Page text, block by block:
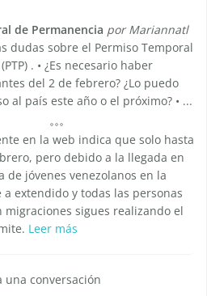
de Permanencia por Mariannatl
dudas sobre el Permiso Temporal
. • ¿Es necesario haber
del 2 de febrero? ¿Lo puedo
al país este año o el próximo? • ...
en la web indica que solo hasta
pero debido a la llegada en
de jóvenes venezolanos en la
a extendido y todas las personas
migraciones sigues realizando el
Leer más
una conversación